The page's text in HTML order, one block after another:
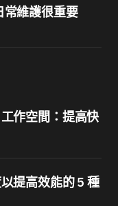
常維護很重要
作空間：提高快
提高效能的 5 種